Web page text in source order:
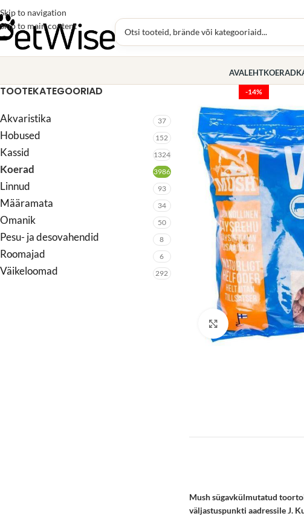
Skip to navigation
Skip to main content
AVALEHTKOERAD
TOOTEKATEGOORIAD
Akvaristika 37
Hobused 152
Kassid 1324
Koerad 3986
Linnud 93
Määramata 34
Omanik 50
Pesu- ja desovahendid 8
Roomajad 6
Väikeloomad 292
-14%
Click to enlarge
Mush sügavkülmutatud
väljastuspunkti aadressile J.